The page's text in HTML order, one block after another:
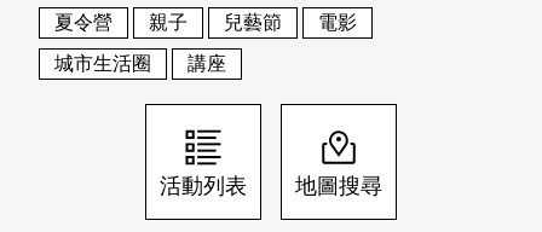
地圖搜尋
關於我們
刊物索取地點
會員基本資料
刊登活動
網站導覽 English
日本語 登入/註冊
夏令營
親子 兒藝節
電影
城市生活圈
講座
活動列表 地圖搜尋